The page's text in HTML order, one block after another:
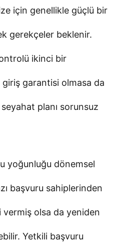
için genellikle güçlü bir
gerekçeler beklenir.
ikinci bir
giriş garantisi olmasa da
planı sorunsuz
yoğunluğu dönemsel
başvuru sahiplerinden
olsa da yeniden
Yetkili başvuru